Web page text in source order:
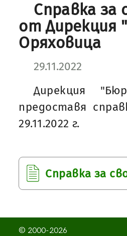
Справка
от Дирекция
Оряховица
29.11.2022
Дирекция
предоставя
29.11.2022 г.
Справка за
© 2000-2026